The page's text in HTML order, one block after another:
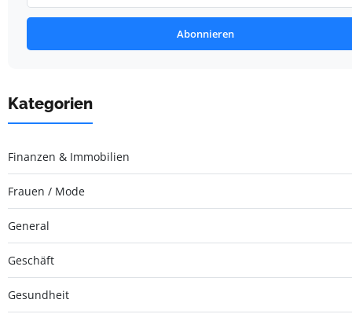
Abonnieren
Kategorien
Finanzen & Immobilien
Frauen / Mode
General
Geschäft
Gesundheit